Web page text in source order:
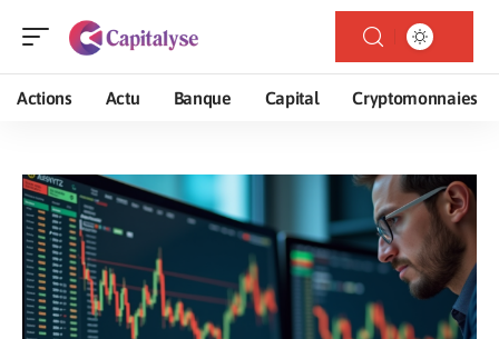
Actions Actu Banque Capital Cryptomonnaies